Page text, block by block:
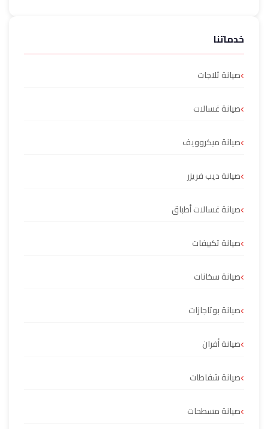
خدماتنا
صيانة ثلاجات
صيانة غسالات
صيانة ميكروويف
صيانة ديب فريزر
صيانة غسالات أطباق
صيانة تكييفات
صيانة سخانات
صيانة بوتاجازات
صيانة أفران
صيانة شفاطات
صيانة مسطحات